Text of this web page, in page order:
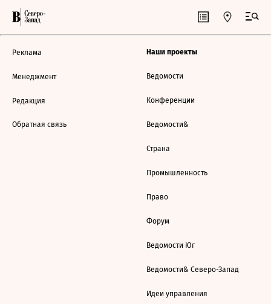
Реклама
Менеджмент
Редакция
Обратная связь
Наши проекты
Ведомости
Конференции
Ведомости&
Страна
Промышленность
Право
Форум
Ведомости Юг
Ведомости& Северо-Запад
Идеи управления